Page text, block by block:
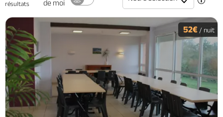
Séjours, cadeaux
Billetterie en ligne
résultats
de moi
52€ / nuit